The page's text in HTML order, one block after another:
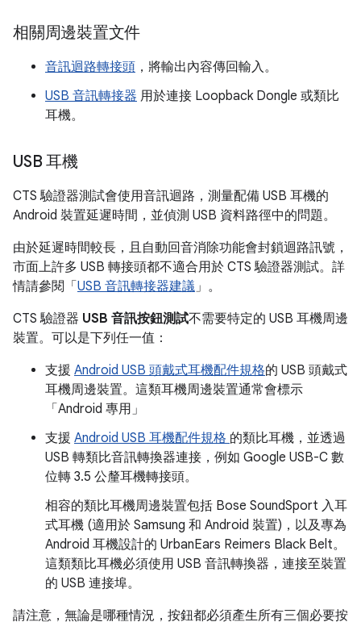
相關周邊裝置文件
音訊迴路轉接頭 ，將輸出內容傳回輸入。
USB 音訊轉接器 用於連接 Loopback Dongle 或類比
耳機。
USB 耳機
CTS 驗證器測試會使用音訊迴路，測量配備 USB 耳機的
Android 裝置延遲時間，並偵測 USB 資料路徑中的問題。
由於延遲時間較長，且自動回音消除功能會封鎖迴路訊號，
市面上許多 USB 轉接頭都不適合用於 CTS 驗證器測試。詳
情請參閱「 USB 音訊轉接器建議」。
CTS 驗證器 USB 音訊按鈕測試不需要特定的 USB 耳機周邊
裝置。可以是下列任一值：
支援 Android USB 頭戴式耳機配件規格的 USB 頭戴式
耳機周邊裝置。 這類耳機周邊裝置通常會標示
「Android 專用」
支援 Android USB 耳機配件規格 的類比耳機，並透過
USB 轉類比音訊轉換器連接，例如 Google USB-C 數
位轉 3.5 公釐耳機轉接頭。
相容的類比耳機周邊裝置包括 Bose SoundSport 入耳
式耳機 (適用於 Samsung 和 Android 裝置)，以及專為
Android 耳機設計的 UrbanEars Reimers Black Belt。
這類類比耳機必須使用 USB 音訊轉換器，連接至裝置
的 USB 連接埠。
請注意，無論是哪種情況，按鈕都必須產生所有三個必要按